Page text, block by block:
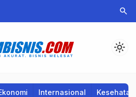
search
light_mode
Internasional Kesehatan